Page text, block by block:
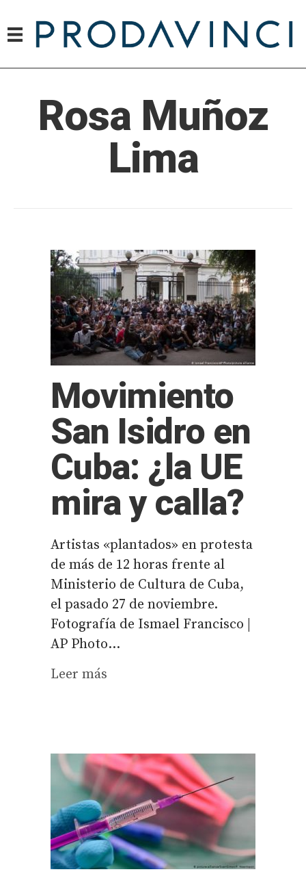
Rosa Muñoz
Lima
Movimiento
San Isidro en
Cuba: ¿la UE
mira y calla?
Artistas «plantados» en protesta
de más de 12 horas frente al
Ministerio de Cultura de Cuba,
el pasado 27 de noviembre.
Fotografía de Ismael Francisco |
AP Photo...
Leer más